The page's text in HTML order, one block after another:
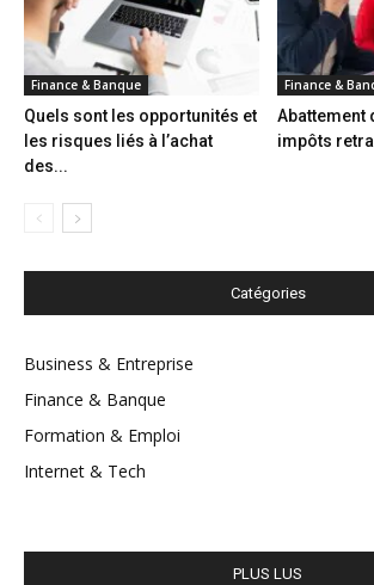
Finance & Banque
Quels sont les opportunités et
les risques liés à l’achat
des...
Finance &
Abattement
impôts
Catégories
Business & Entreprise
Finance & Banque
Formation & Emploi
Internet & Tech
PLUS LUS